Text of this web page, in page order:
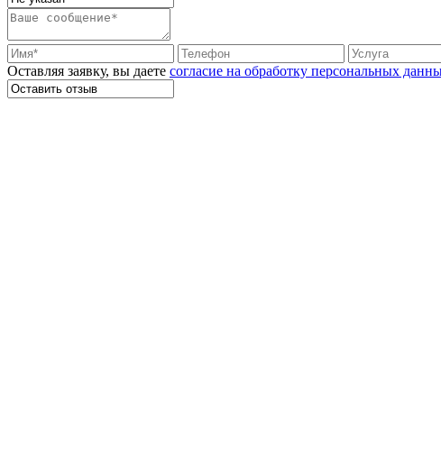
Оставляя заявку, вы даете согласие на обработку персональных